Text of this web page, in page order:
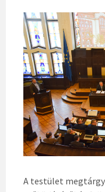
A testület